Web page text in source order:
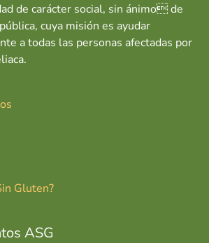
de carácter social, sin ánimo de
cuya misión es ayudar
a todas las personas afectadas por
Gluten?
ASG